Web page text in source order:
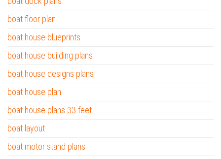
boat floor plan
boat house blueprints
boat house building plans
boat house designs plans
boat house plan
boat house plans 33 feet
boat layout
boat motor stand plans